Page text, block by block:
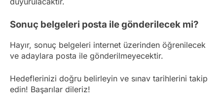
Sonuç belgeleri posta ile gönderilecek mi?
Hayır, sonuç belgeleri internet üzerinden öğrenilecek
ve adaylara posta ile gönderilmeyecektir.
Hedeflerinizi doğru belirleyin ve sınav tarihlerini takip
edin! Başarılar dileriz!